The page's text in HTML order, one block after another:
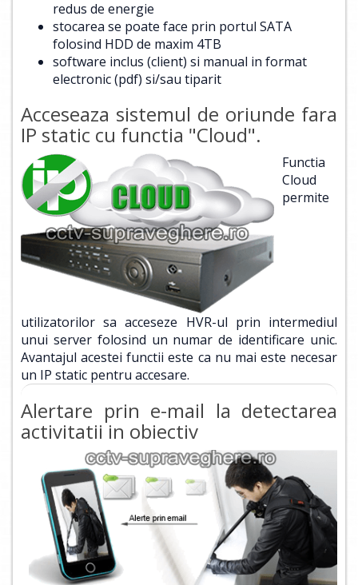
redus de energie
stocarea se poate face prin portul SATA
folosind HDD de maxim 4TB
software inclus (client) si manual in format
electronic (pdf) si/sau tiparit
Acceseaza sistemul de oriunde fara
IP static cu functia "Cloud".
Functia
Cloud
permite
utilizatorilor sa acceseze HVR-ul prin intermediul
unui server folosind un numar de identificare unic.
Avantajul acestei functii este ca nu mai este necesar
un IP static pentru accesare.
Alertare prin e-mail la detectarea
activitatii in obiectiv